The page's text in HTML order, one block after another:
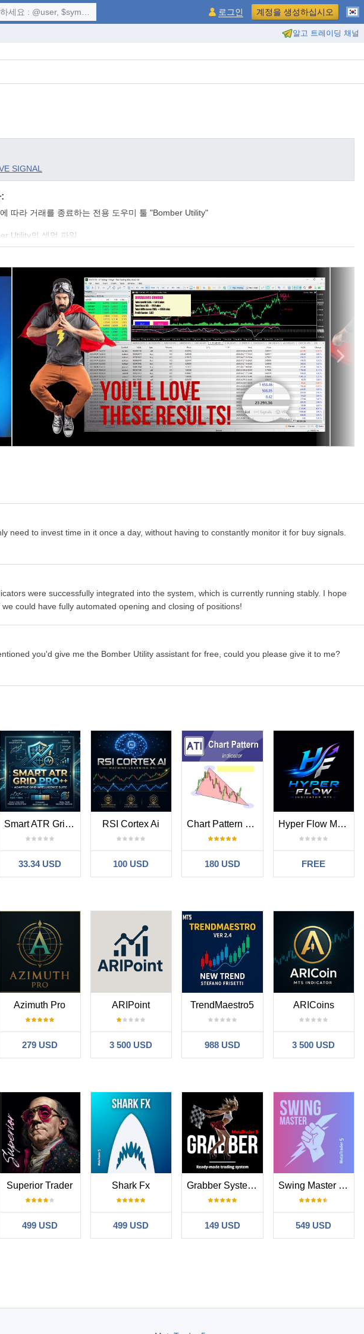
알고 트레이딩 채널
세요 : @user, $symbol, ... 로그인 계정을 생성하십시오
SIGNAL
따라 거래를 종료하는 전용 도우미 툴 "Bomber Utility"
Utility의 셋업 파일
얼
다. 이 지표는 MACD 다이버전스(괴리) 전략을 기반으로 한 올인원(All-in-One) 거래 시스템입
**향후 가격이 어느 방향으로 움직일지를 알려주는 거래 신호(푸시 알림 포함)**를 생성하는
게 작동하는지에 대한 자세한 설명은 이 페이지에 있는 영상 프레젠테이션을 참고하세요.
기능(드로우다운 대응)**을 사용합니다.
EURAUD, EURCAD, EURCHF, EURGBP, EURNZD, EURSGD, EURUSD, GBPCAD,
한 거래당 수익 가능성이 증가함)
ko/blogs/post/761813
need to invest time in it once a day, without having to constantly monitor it for buy signals.
were successfully integrated into the system, which is currently running stably. I hope
could have fully automated opening and closing of positions!
you'd give me the Bomber Utility assistant for free, could you please give it to me?
Smart ATR Grid Pro
33.34 USD
RSI Cortex Ai
100 USD
Chart Pattern MT5
180 USD
Hyper Flow MT5 Indicator
FREE
Azimuth Pro
279 USD
ARIPoint
3 500 USD
TrendMaestro5
988 USD
ARICoins
3 500 USD
Superior Trader
499 USD
Shark Fx
499 USD
Grabber System MT5
149 USD
Swing Master EA
549 USD